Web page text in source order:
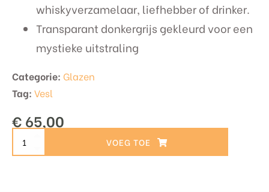
whiskyverzamelaar, liefhebber of drinker.
Transparant donkergrijs gekleurd voor een
mystieke uitstraling
Categorie: Glazen
Tag: Vesl
€ 65,00
The